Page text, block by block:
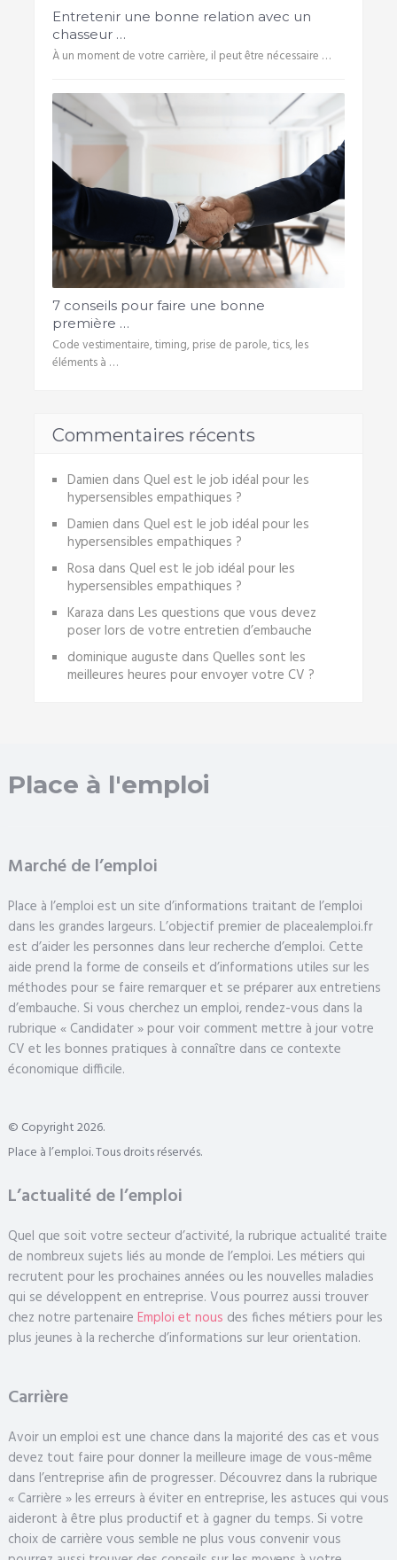
Entretenir une bonne relation avec un
chasseur …
À un moment de votre carrière, il peut être nécessaire …
7 conseils pour faire une bonne
première …
Code vestimentaire, timing, prise de parole, tics, les
éléments à …
Commentaires récents
Damien dans Quel est le job idéal pour les
hypersensibles empathiques ?
Damien dans Quel est le job idéal pour les
hypersensibles empathiques ?
Rosa dans Quel est le job idéal pour les
hypersensibles empathiques ?
Karaza dans Les questions que vous devez
poser lors de votre entretien d’embauche
dominique auguste dans Quelles sont les
meilleures heures pour envoyer votre CV ?
Place à l'emploi
Marché de l’emploi
Place à l’emploi est un site d’informations traitant de l’emploi
dans les grandes largeurs. L’objectif premier de placealemploi.fr
est d’aider les personnes dans leur recherche d’emploi. Cette
aide prend la forme de conseils et d’informations utiles sur les
méthodes pour se faire remarquer et se préparer aux entretiens
d’embauche. Si vous cherchez un emploi, rendez-vous dans la
rubrique « Candidater » pour voir comment mettre à jour votre
CV et les bonnes pratiques à connaître dans ce contexte
économique difficile.
© Copyright 2026.
Place à l’emploi. Tous droits réservés.
L’actualité de l’emploi
Quel que soit votre secteur d’activité, la rubrique actualité traite
de nombreux sujets liés au monde de l’emploi. Les métiers qui
recrutent pour les prochaines années ou les nouvelles maladies
qui se développent en entreprise. Vous pourrez aussi trouver
chez notre partenaire Emploi et nous des fiches métiers pour les
plus jeunes à la recherche d’informations sur leur orientation.
Carrière
Avoir un emploi est une chance dans la majorité des cas et vous
devez tout faire pour donner la meilleure image de vous-même
dans l’entreprise afin de progresser. Découvrez dans la rubrique
« Carrière » les erreurs à éviter en entreprise, les astuces qui vous
aideront à être plus productif et à gagner du temps. Si votre
choix de carrière vous semble ne plus vous convenir vous